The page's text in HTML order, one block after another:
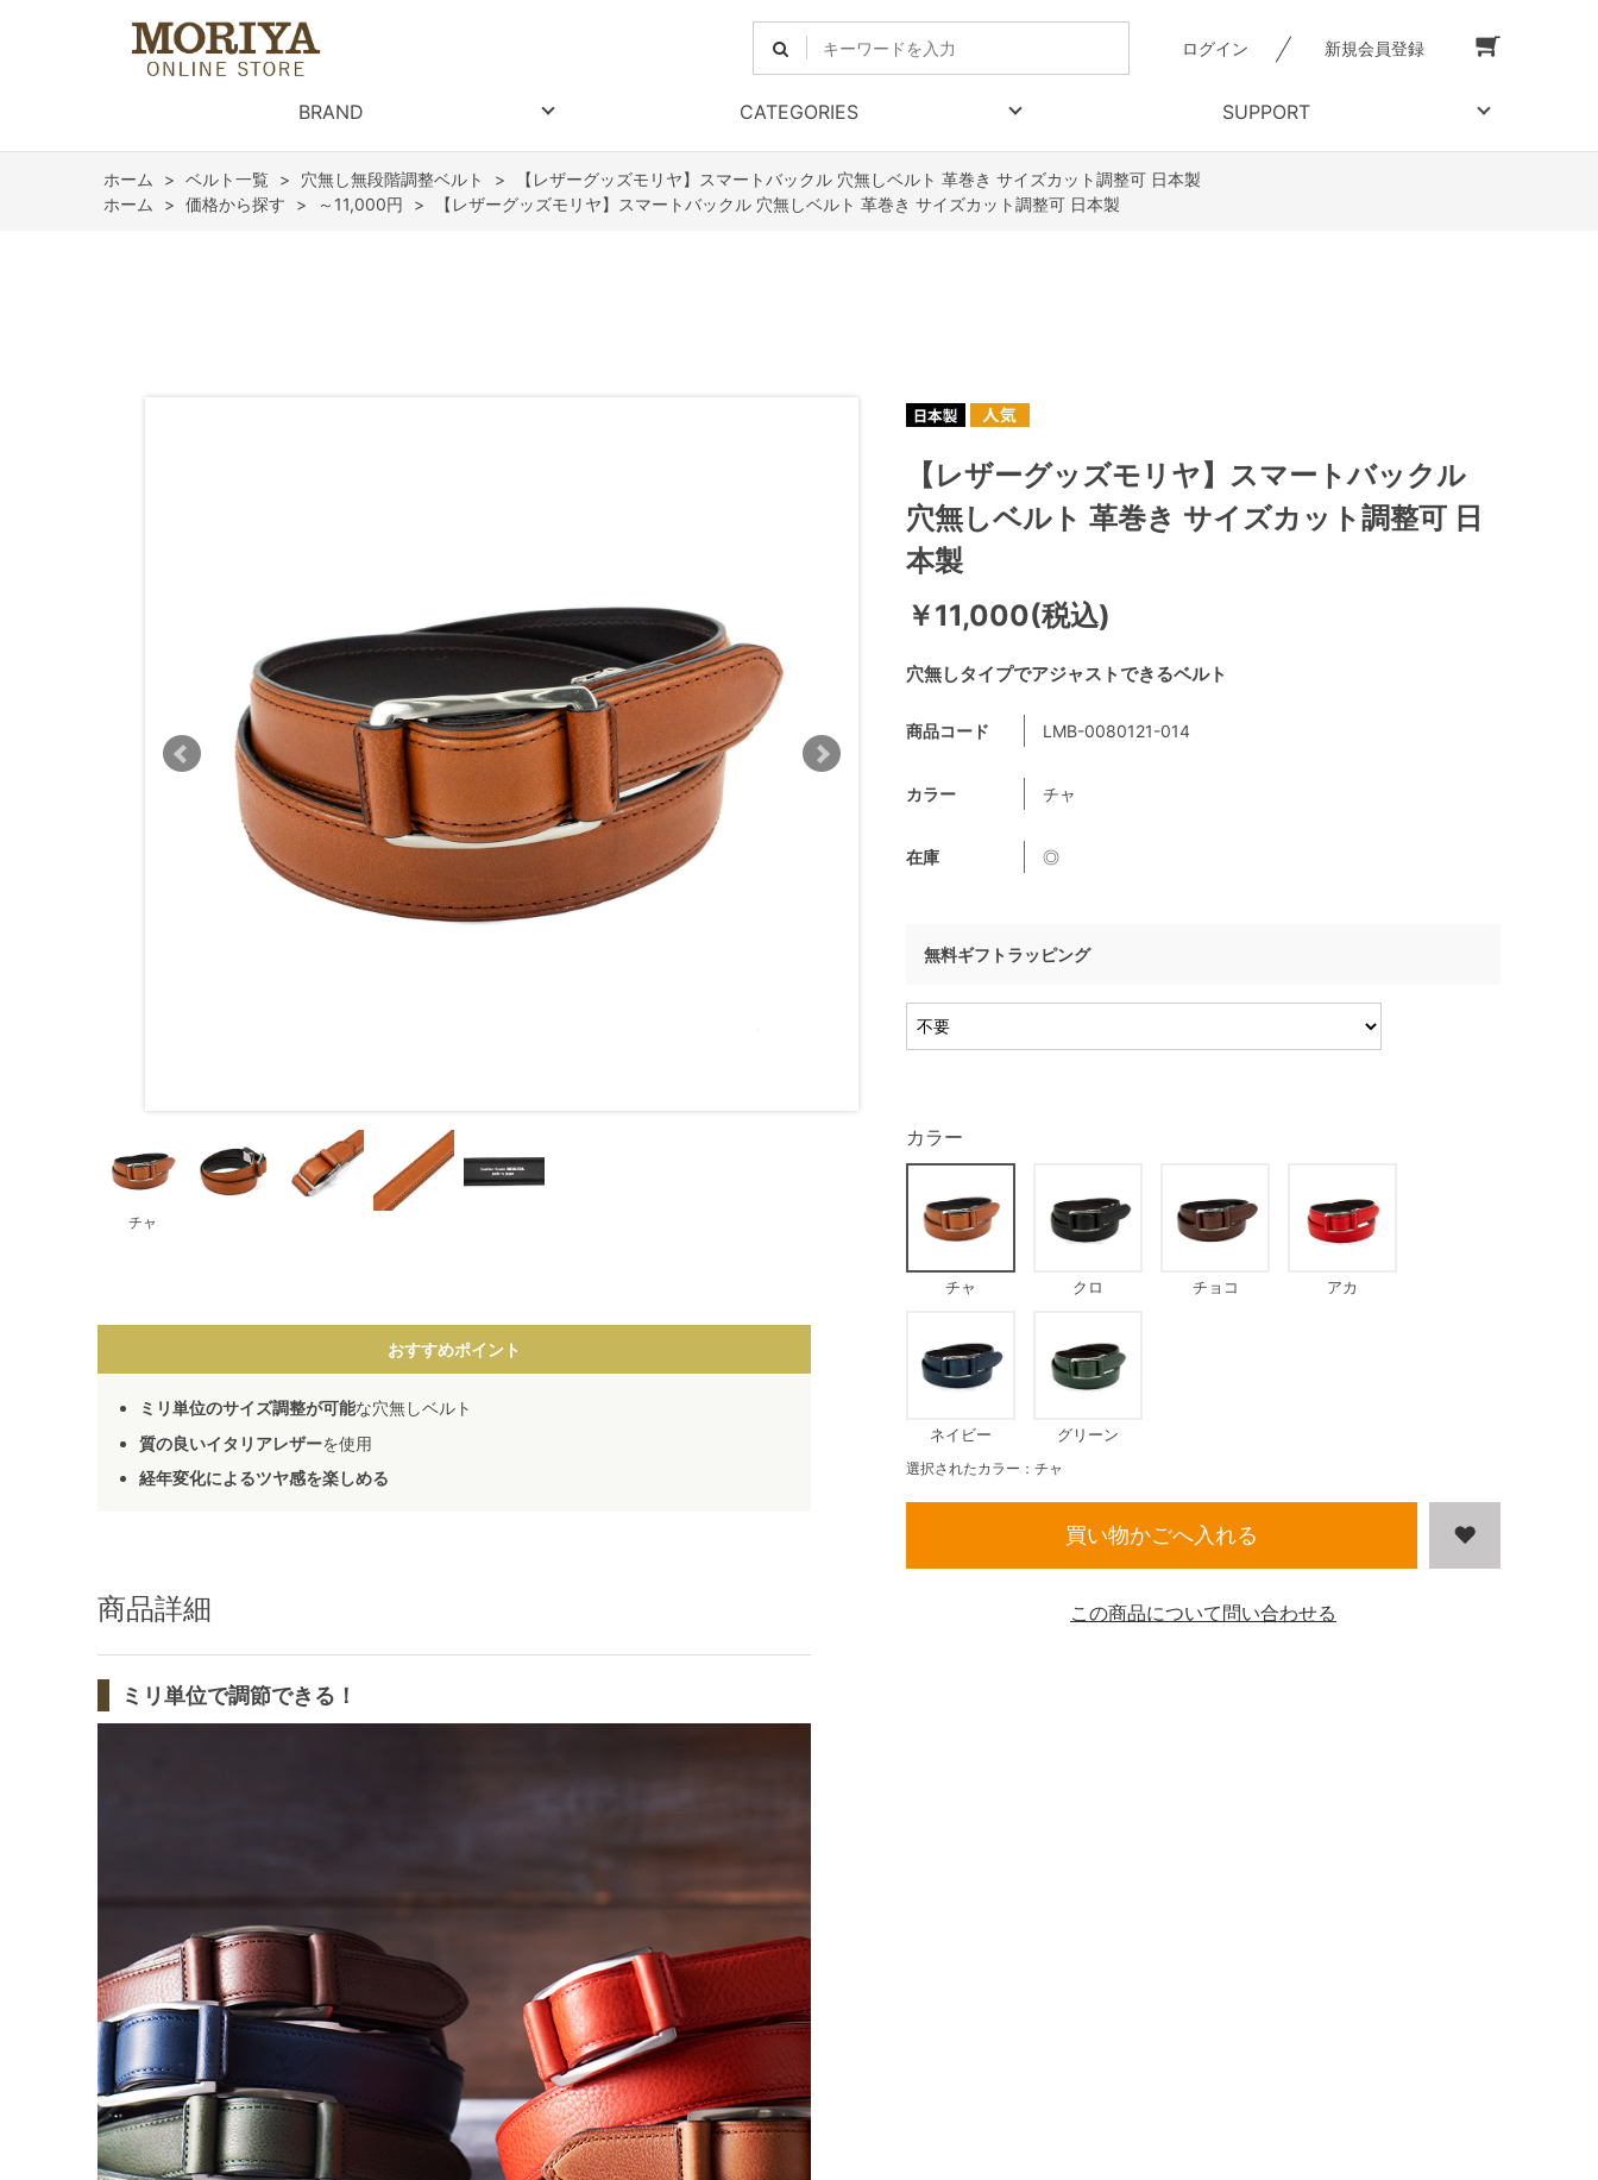
ログイン 新規会員登録
BRAND CATEGORIES SUPPORT
ホーム > ベルト一覧 > 穴無し無段階調整ベルト >
【レザーグッズモリヤ】スマートバックル 穴無しベルト 革巻き サイズカット調整可 日本製
ホーム
> 価格から探す > ～11,000円 > 【レザーグッズモリヤ】スマートバックル 穴無しベルト 革巻き サイズカット調整可 日本製
チャ
おすすめポイント
ミリ単位のサイズ調整が可能な穴無しベルト
質の良いイタリアレザーを使用
経年変化によるツヤ感を楽しめる
商品詳細
ミリ単位で調節できる！
穴無しタイプでアジャストできるベルト
【レザーグッズモリヤ】スマートバックル
穴無しベルト 革巻き サイズカット調整可 日
本製
￥11,000(税込)
商品コード LMB-0080121-014
カラー チャ
在庫 ◎
無料ギフトラッピング
カラー
チャ クロ チョコ アカ
ネイビー グリーン
選択されたカラー：チャ
買い物かごへ入れる
この商品について問い合わせる